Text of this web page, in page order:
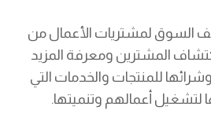
السوق لمشتريات الأعمال من
المشترين ومعرفة المزيد
للمنتجات والخدمات التي
لتشغيل أعمالهم وتنميتها.